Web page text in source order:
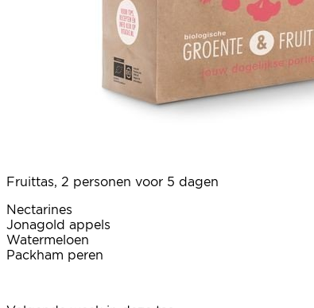
Fruittas, 2 personen voor 5 dagen
Nectarines
Jonagold appels
Watermeloen
Packham peren